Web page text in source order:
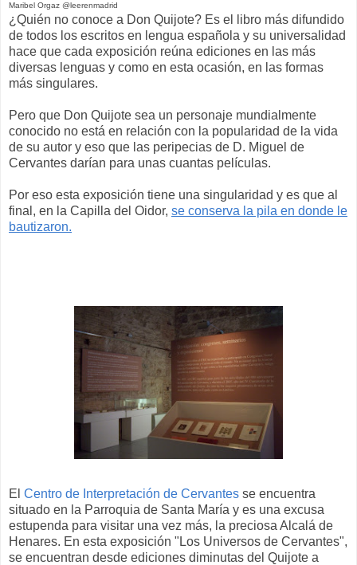
Maribel Orgaz @leerenmadrid
¿Quién no conoce a Don Quijote? Es el libro más difundido
de todos los escritos en lengua española y su universalidad
hace que cada exposición reúna ediciones en las más
diversas lenguas y como en esta ocasión, en las formas
más singulares.
Pero que Don Quijote sea un personaje mundialmente
conocido no está en relación con la popularidad de la vida
de su autor y eso que las peripecias de D. Miguel de
Cervantes darían para unas cuantas películas.
Por eso esta exposición tiene una singularidad y es que al
final, en la Capilla del Oidor, se conserva la pila en donde le
bautizaron.
El Centro de Interpretación de Cervantes se encuentra
situado en la Parroquia de Santa María y es una excusa
estupenda para visitar una vez más, la preciosa Alcalá de
Henares. En esta exposición "Los Universos de Cervantes",
se encuentran desde ediciones diminutas del Quijote a